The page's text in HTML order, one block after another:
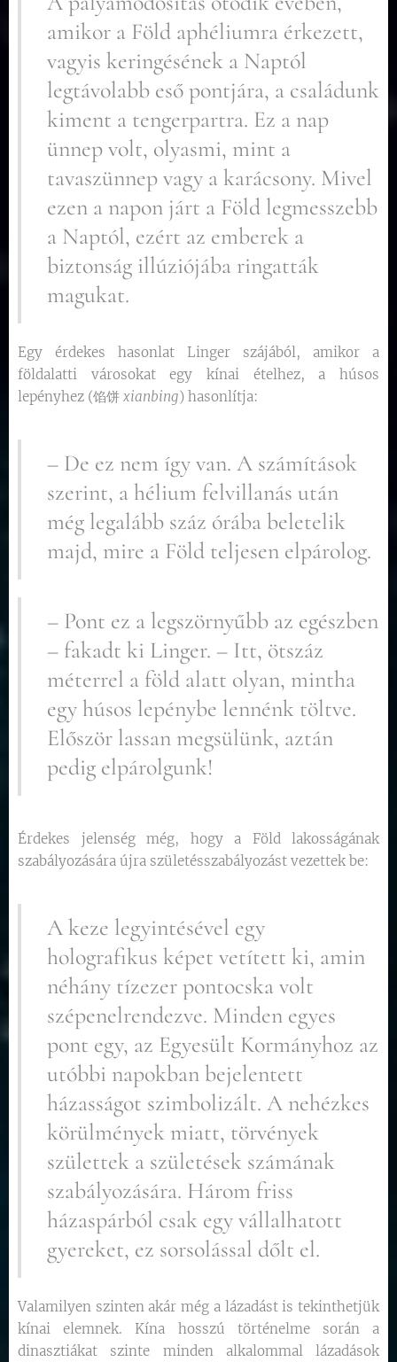
amikor a Föld aphéliumra érkezett,
vagyis keringésének a Naptól
legtávolabb eső pontjára, a családunk
kiment a tengerpartra. Ez a nap
ünnep volt, olyasmi, mint a
tavaszünnep vagy a karácsony. Mivel
ezen a napon járt a Föld legmesszebb
a Naptól, ezért az emberek a
biztonság illúziójába ringatták
magukat.
Egy érdekes hasonlat Linger szájából, amikor a
földalatti városokat egy kínai ételhez, a húsos
lepényhez (馅饼 xianbing) hasonlítja:
– De ez nem így van. A számítások
szerint, a hélium felvillanás után
még legalább száz órába beletelik
majd, mire a Föld teljesen elpárolog.
– Pont ez a legszörnyűbb az egészben
– fakadt ki Linger. – Itt, ötszáz
méterrel a föld alatt olyan, mintha
egy húsos lepénybe lennénk töltve.
Először lassan megsülünk, aztán
pedig elpárolgunk!
Érdekes jelenség még, hogy a Föld lakosságának
szabályozására újra születésszabályozást vezettek be:
A keze legyintésével egy
holografikus képet vetített ki, amin
néhány tízezer pontocska volt
szépenelrendezve. Minden egyes
pont egy, az Egyesült Kormányhoz az
utóbbi napokban bejelentett
házasságot szimbolizált. A nehézkes
körülmények miatt, törvények
születtek a születések számának
szabályozására. Három friss
házaspárból csak egy vállalhatott
gyereket, ez sorsolással dőlt el.
Valamilyen szinten akár még a lázadást is tekinthetjük
kínai elemnek. Kína hosszú történelme során a
dinasztiákat szinte minden alkalommal lázadások